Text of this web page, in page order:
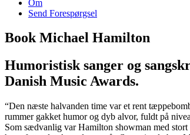
Om
Send Forespørgsel
Book Michael Hamilton
Humoristisk sanger og
Danish Music Awards.
“Den næste halvanden time var et rent
rummer gakket humor og dyb alvor, fuldt på
Som sædvanlig var Hamilton showman med